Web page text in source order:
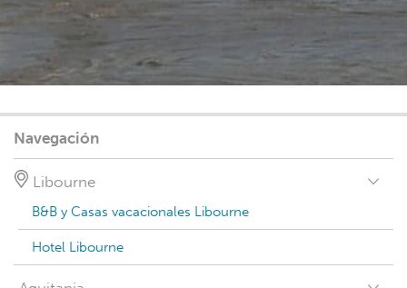
Navegación
Libourne
B&B y Casas vacacionales Libourne
Hotel Libourne